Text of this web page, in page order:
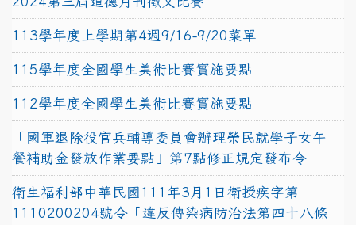
113學年度上學期第4週9/16-9/20菜單
115學年度全國學生美術比賽實施要點
112學年度全國學生美術比賽實施要點
「國軍退除役官兵輔導委員會辦理榮民就學子女午
餐補助金發放作業要點」第7點修正規定發布令
衛生福利部中華民國111年3月1日衛授疾字第
1110200204號令「違反傳染病防治法第四十八條